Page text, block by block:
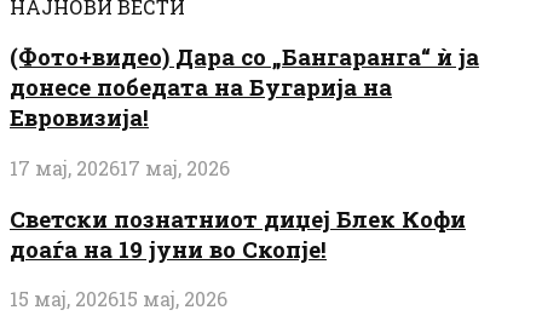
НАЈНОВИ ВЕСТИ
(Фото+видео) Дара со „Бангаранга“ ѝ ја
донесе победата на Бугарија на
Евровизија!
17 мај, 202617 мај, 2026
Светски познатниот диџеј Блек Кофи
доаѓа на 19 јуни во Скопје!
15 мај, 202615 мај, 2026